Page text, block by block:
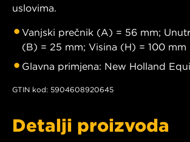
uslovima.
Vanjski prečnik (A) = 56 mm;
(B) = 25 mm; Visina (H) = 100 mm
Glavna primjena: New Holland
GTIN kod: 5904608920645
Detalji proizvoda